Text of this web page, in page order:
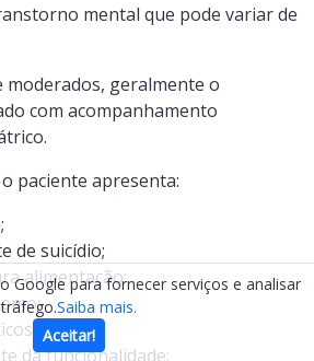
mental que pode variar de
moderados, geralmente o
com acompanhamento
paciente apresenta:
de suicídio;
alimentação;
da funcionalidade;
Google para fornecer serviços e analisar
tráfego.Saiba mais.
Aceitar!